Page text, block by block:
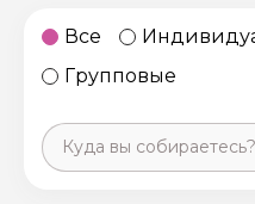
Все
Групповые